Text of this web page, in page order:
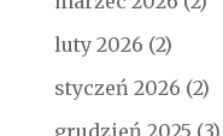
luty 2026 (2)
styczeń 2026 (2)
grudzień 2025 (3)